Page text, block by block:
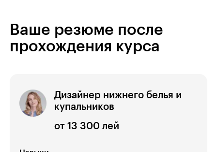
Ваше резюме после
прохождения курса
Дизайнер нижнего белья и
купальников
от 13 300 лей